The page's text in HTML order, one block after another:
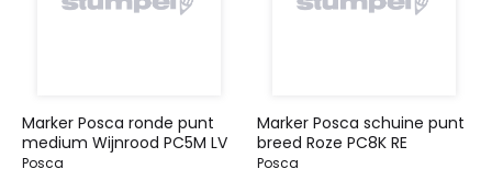
Marker Posca ronde punt
medium Wijnrood PC5M LV
Posca
Marker Posca schuine punt
breed Roze PC8K RE
Posca